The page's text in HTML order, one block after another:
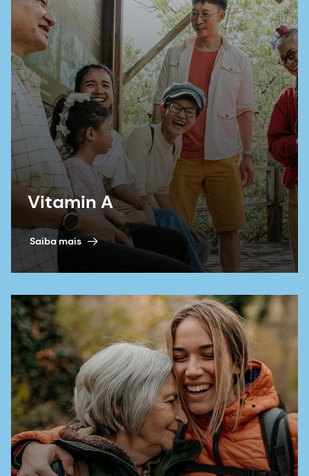
idade entre 12 e 36 meses. Food Nutr Res.
2015;59:27912. doi:10.3402/fnr.v59.27912
Organização Mundial da Saúde. Worldwide
Prevalence of Anaemia 1993-2005:WHO Global
Database on Anaemia. Organização Mundial da
Saúde; 2008. Acessado em 16 de agosto de
2021.
Black RE, Fischer, Walker C. Role of zinc in child
health and survival (Papel do zinco na saúde e
sobrevivência da criança) Nestle Nutr Inst
Workshop Ser. 2012;70:37-42.
Bastian TW, von Hohenberg WC, Mickelson DJ,
Lanier LM, Georgieff MK. Iron Deficiency Impairs
Developing Hippocampal Neuron Gene
Expression, Energy Metabolism, and Dendrite
Complexity (Deficiência de ferro prejudica o
desenvolvimento da expressão gênica do
neurônio do hipocampo, o metabolismo
energético e a complexidade dos dendritos) Dev
Neurosci. 2016;38(4):264-276.
Gombart AF, Pierre A, Maggini S. A Review of
Micronutrients and the Immune System-Working
in Harmony to Reduce the Risk of Infection (Uma
revisão dos micronutrientes e do sistema
imunológico - trabalhando em harmonia para
reduzir o risco de infecção) Nutrients. 2020;12(1).
Beard JL. Why Iron Deficiency Is Important in
Infant Development (Por que a deficiência de
Vitamin A
Saiba mais